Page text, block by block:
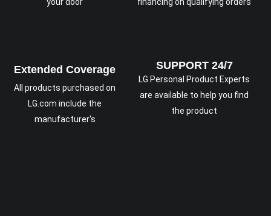
Extended Coverage
All products purchased on
LG.com include the
manufacturer's
SUPPORT 24/7
LG Personal Product Experts
are available to help you find
the product